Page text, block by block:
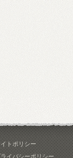
トポリシー
イバシーポリシー